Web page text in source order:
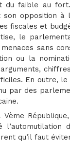
du faible au fort.
son opposition à
fiscales et
le
sans
ou la
En outre, le
par des
Vème
qu’il faut